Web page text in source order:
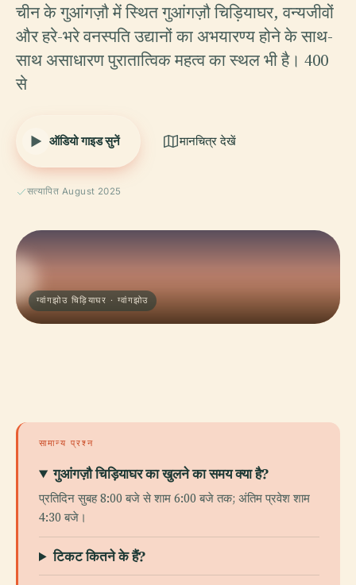
चीन के गुआंगज़ौ में स्थित गुआंगज़ौ चिड़ियाघर, वन्यजीवों
और हरे-भरे वनस्पति उद्यानों का अभयारण्य होने के साथ-
साथ असाधारण पुरातात्विक महत्व का स्थल भी है। 400
से
ऑडियो गाइड सुनें मानचित्र देखें
सत्यापित August 2025
ग्वांगझोउ चिड़ियाघर · ग्वांगझोउ
सामान्य प्रश्न
गुआंगज़ौ चिड़ियाघर का खुलने का समय क्या है?
प्रतिदिन सुबह 8:00 बजे से शाम 6:00 बजे तक; अंतिम प्रवेश शाम
4:30 बजे।
टिकट कितने के हैं?